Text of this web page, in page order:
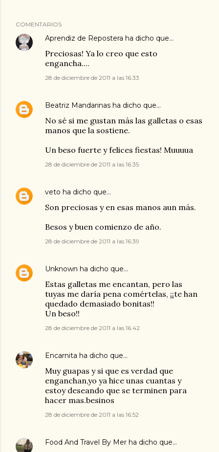
COMENTARIOS
Aprendiz de Repostera ha dicho que…
Preciosas! Ya lo creo que esto
engancha....
28 de diciembre de 2011 a las 16:33
Beatriz Mandarinas ha dicho que…
No sé si me gustan más las galletas o esas
manos que la sostiene.
Un beso fuerte y felices fiestas! Muuuua
28 de diciembre de 2011 a las 16:35
veto ha dicho que…
Son preciosas y en esas manos aun más.
Besos y buen comienzo de año.
28 de diciembre de 2011 a las 16:39
Unknown ha dicho que…
Estas galletas me encantan, pero las
tuyas me daría pena comértelas, ¡¡te han
quedado demasiado bonitas!!
Un beso!!
28 de diciembre de 2011 a las 16:42
Encarnita ha dicho que…
Muy guapas y si que es verdad que
enganchan,yo ya hice unas cuantas y
estoy deseando que se terminen para
hacer mas.besinos
28 de diciembre de 2011 a las 16:52
Food And Travel By Mer ha dicho que…